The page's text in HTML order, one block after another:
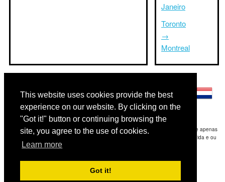
This website uses cookies provide the best
experience on our website. By clicking on the
"Got it!" button or continuing browsing the
site, you agree to the use of cookies.
Learn more
Got it!
Janeiro
Toronto
→
Montreal
Disclaimer: As informações apresentadas neste site é a nossa melhor estimativa e apenas
para sua referência.Triptimeto.com não se responsabiliza por qualquer atraso de ida e ou
consequentes danos / resultou das informações fornecidas.
Copyright 2015-2026
Contact Usfor feedback.